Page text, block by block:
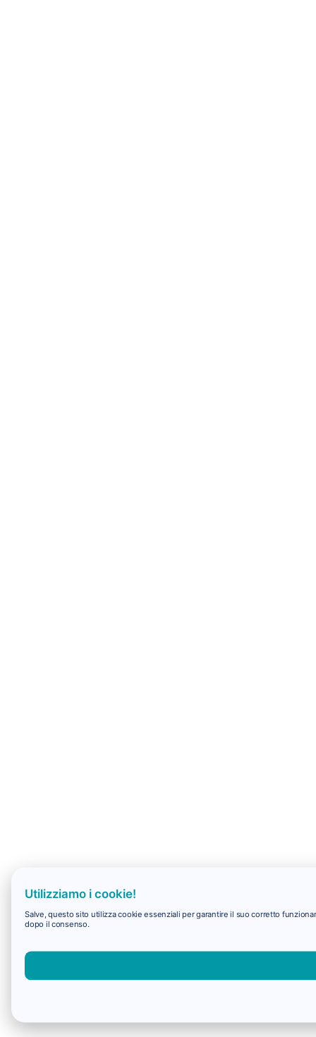
Utilizziamo i cookie!
Salve, questo sito utilizza cookie essenziali per garantire il suo corretto
dopo il consenso.